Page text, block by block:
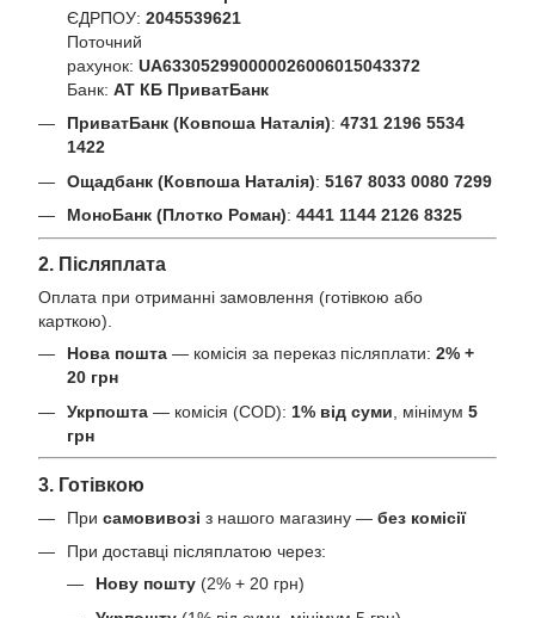
ЄДРПОУ: 2045539621
Поточний
рахунок: UA633052990000026006015043372
Банк: АТ КБ ПриватБанк
ПриватБанк (Ковпоша Наталія): 4731 2196 5534
1422
Ощадбанк (Ковпоша Наталія): 5167 8033 0080 7299
МоноБанк (Плотко Роман): 4441 1144 2126 8325
2. Післяплата
Оплата при отриманні замовлення (готівкою або
карткою).
Нова пошта — комісія за переказ післяплати: 2% +
20 грн
Укрпошта — комісія (COD): 1% від суми , мінімум 5
грн
3. Готівкою
При самовивозі з нашого магазину — без комісії
При доставці післяплатою через:
Нову пошту (2% + 20 грн)